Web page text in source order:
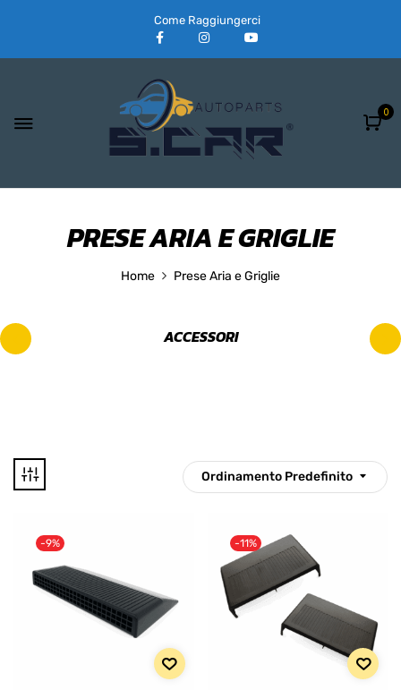
Come Raggiungerci
0
PRESE ARIA E GRIGLIE
Home Prese Aria e Griglie
ACCESSORI
16 17
Disponibile
Ordinamento Predefinito
-9% -11%